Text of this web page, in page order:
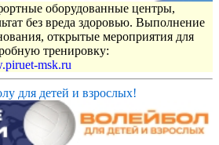
оборудованные центры,
без вреда здоровью. Выполнение
открытые мероприятия для
тренировку:
msk.ru
для детей и взрослых!